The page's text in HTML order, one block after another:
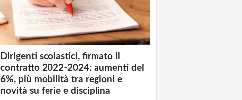
Dirigenti scolastici, firmato il
contratto 2022-2024: aumenti del
6%, più mobilità tra regioni e
novità su ferie e disciplina